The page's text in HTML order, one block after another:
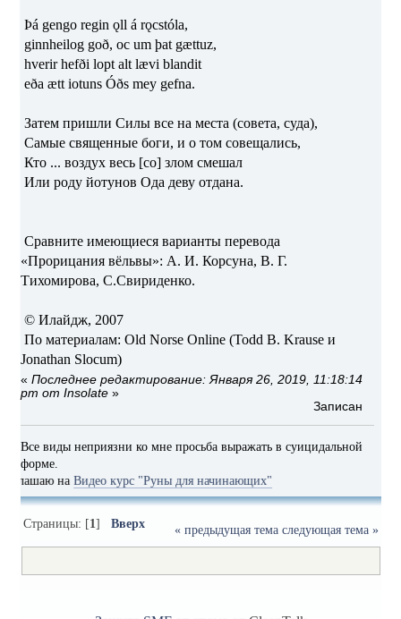
Þá gengo regin ǫll á rǫcstóla,
ginnheilog goð, oc um þat gættuz,
hverir hefði lopt alt lævi blandit
eða ætt iotuns Óðs mey gefna.
Затем пришли Силы все на места (совета, суда),
Самые священные боги, и о том совещались,
Кто ... воздух весь [со] злом смешал
Или роду йотунов Ода деву отдана.
Сравните имеющиеся варианты перевода
«Прорицания вёльвы»: А. И. Корсуна, В. Г.
Тихомирова, С.Свириденко.
© Илайдж, 2007
По материалам: Old Norse Online (Todd B. Krause и
Jonathan Slocum)
«Последнее редактирование: Января 26, 2019, 11:18:14
pm от Insolate »
Записан
Все виды неприязни ко мне просьба выражать в суицидальной
форме.
наВидео курс "Руны для начинающих"
Страницы: [1]Вверх « предыдущая тема следующая тема »